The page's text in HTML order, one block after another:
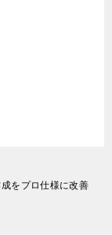
をプロ仕様に改善